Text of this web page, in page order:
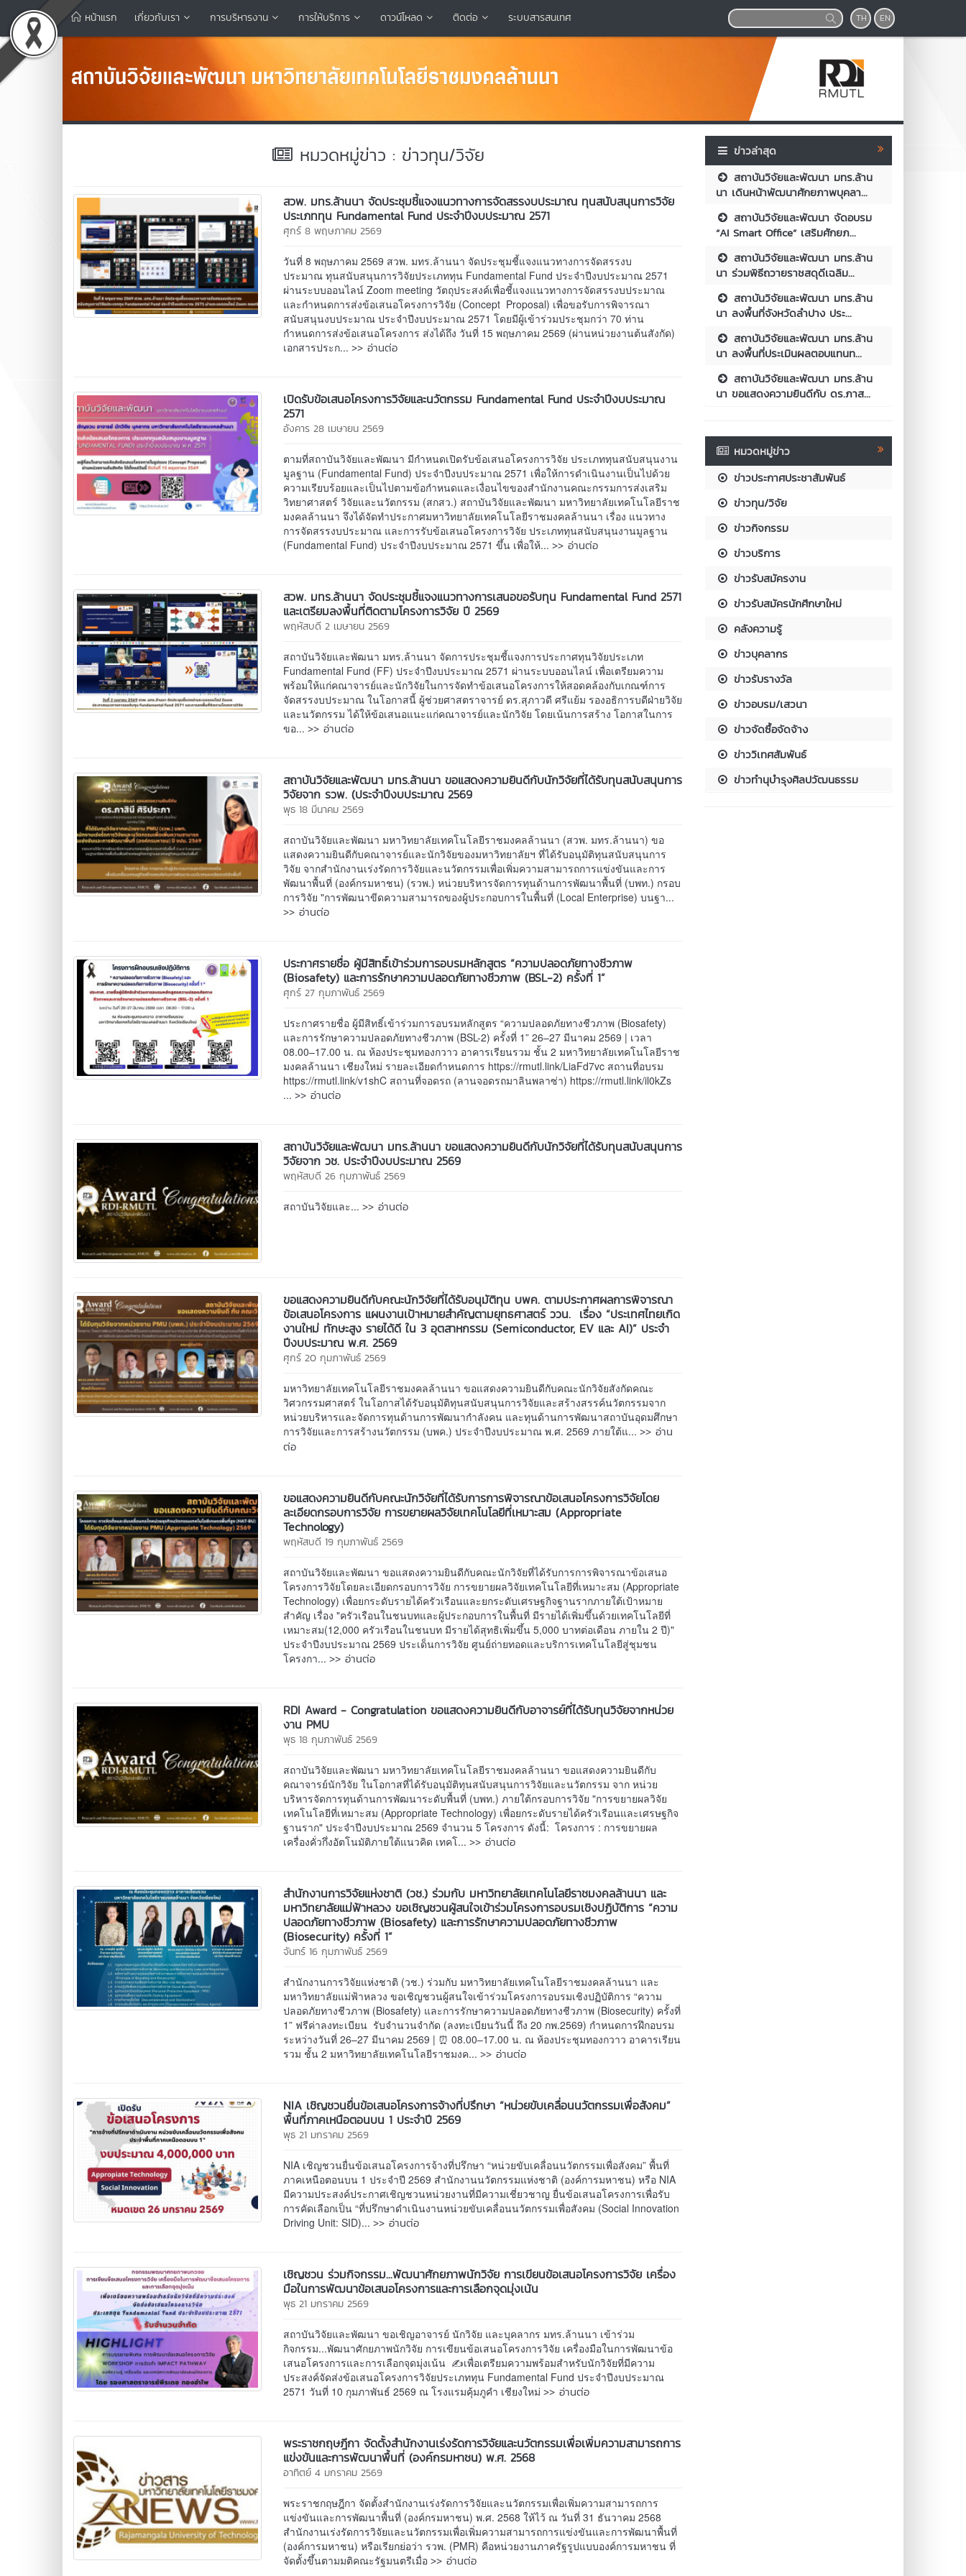
หน้าแรก เกี่ยวกับเรา การบริหารงาน การให้บริการ ดาวน์โหลด ติดต่อ ระบบสารสนเทศ TH EN
หมวดหมู่ข่าว : ข่าวทุน/วิจัย
สวพ. มทร.ล้านนา จัดประชุมชี้แจงแนวทางการจัดสรรงบประมาณ ทุนสนับสนุนการวิจัย
ประเภททุน Fundamental Fund ประจำปีงบประมาณ 2571
ศุกร์ 8 พฤษภาคม 2569
วันที่ 8 พฤษภาคม 2569 สวพ. มทร.ล้านนา จัดประชุมชี้แจงแนวทางการจัดสรรงบ
ประมาณ ทุนสนับสนุนการวิจัยประเภททุน Fundamental Fund ประจำปีงบประมาณ 2571
ผ่านระบบออนไลน์ Zoom meeting วัตถุประสงค์เพื่อชี้แจงแนวทางการจัดสรรงบประมาณ
และกำหนดการส่งข้อเสนอโครงการวิจัย (Concept Proposal) เพื่อขอรับการพิจารณา
สนับสนุนงบประมาณ ประจำปีงบประมาณ 2571 โดยมีผู้เข้าร่วมประชุมกว่า 70 ท่าน
กำหนดการส่งข้อเสนอโครงการ ส่งได้ถึง วันที่ 15 พฤษภาคม 2569 (ผ่านหน่วยงานต้นสังกัด)
เอกสารประก...>> อ่านต่อ
เปิดรับข้อเสนอโครงการวิจัยและนวัตกรรม Fundamental Fund ประจำปีงบประมาณ
2571
อังคาร 28 เมษายน 2569
ตามที่สถาบันวิจัยและพัฒนา มีกำหนดเปิดรับข้อเสนอโครงการวิจัย ประเภททุนสนับสนุนงาน
มูลฐาน (Fundamental Fund) ประจำปีงบประมาณ 2571 เพื่อให้การดำเนินงานเป็นไปด้วย
ความเรียบร้อยและเป็นไปตามข้อกำหนดและเงื่อนไขของสำนักงานคณะกรรมการส่งเสริม
วิทยาศาสตร์ วิจัยและนวัตกรรม (สกสว.) สถาบันวิจัยและพัฒนา มหาวิทยาลัยเทคโนโลยีราช
มงคลล้านนา จึงได้จัดทำประกาศมหาวิทยาลัยเทคโนโลยีราชมงคลล้านนา เรื่อง แนวทาง
การจัดสรรงบประมาณ และการรับข้อเสนอโครงการวิจัย ประเภททุนสนับสนุนงานมูลฐาน
(Fundamental Fund) ประจำปีงบประมาณ 2571 ขึ้น เพื่อให้...>> อ่านต่อ
สวพ. มทร.ล้านนา จัดประชุมชี้แจงแนวทางการเสนอขอรับทุน Fundamental Fund 2571
และเตรียมลงพื้นที่ติดตามโครงการวิจัย ปี 2569
พฤหัสบดี 2 เมษายน 2569
สถาบันวิจัยและพัฒนา มทร.ล้านนา จัดการประชุมชี้แจงการประกาศทุนวิจัยประเภท
Fundamental Fund (FF) ประจำปีงบประมาณ 2571 ผ่านระบบออนไลน์ เพื่อเตรียมความ
พร้อมให้แก่คณาจารย์และนักวิจัยในการจัดทำข้อเสนอโครงการให้สอดคล้องกับเกณฑ์การ
จัดสรรงบประมาณ ในโอกาสนี้ ผู้ช่วยศาสตราจารย์ ดร.สุภาวดี ศรีแย้ม รองอธิการบดีฝ่ายวิจัย
และนวัตกรรม ได้ให้ข้อเสนอแนะแก่คณาจารย์และนักวิจัย โดยเน้นการสร้าง โอกาสในการ
ขอ...>> อ่านต่อ
สถาบันวิจัยและพัฒนา มทร.ล้านนา ขอแสดงความยินดีกับนักวิจัยที่ได้รับทุนสนับสนุนการ
วิจัยจาก รวพ. (ประจำปีงบประมาณ 2569
พุธ 18 มีนาคม 2569
สถาบันวิจัยและพัฒนา มหาวิทยาลัยเทคโนโลยีราชมงคลล้านนา (สวพ. มทร.ล้านนา) ขอ
แสดงความยินดีกับคณาจารย์และนักวิจัยของมหาวิทยาลัยฯ ที่ได้รับอนุมัติทุนสนับสนุนการ
วิจัย จากสำนักงานเร่งรัดการวิจัยและนวัตกรรมเพื่อเพิ่มความสามารถการแข่งขันและการ
พัฒนาพื้นที่ (องค์กรมหาชน) (รวพ.) หน่วยบริหารจัดการทุนด้านการพัฒนาพื้นที่ (บพท.) กรอบ
การวิจัย "การพัฒนาขีดความสามารถของผู้ประกอบการในพื้นที่ (Local Enterprise) บนฐา...
>> อ่านต่อ
ประกาศรายชื่อ ผู้มีสิทธิ์เข้าร่วมการอบรมหลักสูตร “ความปลอดภัยทางชีวภาพ
(Biosafety) และการรักษาความปลอดภัยทางชีวภาพ (BSL-2) ครั้งที่ 1”
ศุกร์ 27 กุมภาพันธ์ 2569
ประกาศรายชื่อ ผู้มีสิทธิ์เข้าร่วมการอบรมหลักสูตร “ความปลอดภัยทางชีวภาพ (Biosafety)
และการรักษาความปลอดภัยทางชีวภาพ (BSL-2) ครั้งที่ 1” 26–27 มีนาคม 2569 | เวลา
08.00–17.00 น. ณ ห้องประชุมทองกวาว อาคารเรียนรวม ชั้น 2 มหาวิทยาลัยเทคโนโลยีราช
มงคลล้านนา เชียงใหม่ รายละเอียดกำหนดการ https://rmutl.link/LiaFd7vc สถานที่อบรม
https://rmutl.link/v1shC สถานที่จอดรถ (ลานจอดรถมาลินพลาซ่า) https://rmutl.link/il0kZs
...>> อ่านต่อ
สถาบันวิจัยและพัฒนา มทร.ล้านนา ขอแสดงความยินดีกับนักวิจัยที่ได้รับทุนสนับสนุนการ
วิจัยจาก วช. ประจำปีงบประมาณ 2569
พฤหัสบดี 26 กุมภาพันธ์ 2569
สถาบันวิจัยและ...>> อ่านต่อ
ขอแสดงความยินดีกับคณะนักวิจัยที่ได้รับอนุมัติทุน บพค. ตามประกาศผลการพิจารณา
ข้อเสนอโครงการ แผนงานเป้าหมายสำคัญตามยุทธศาสตร์ ววน. เรื่อง “ประเทศไทยเกิด
งานใหม่ ทักษะสูง รายได้ดี ใน 3 อุตสาหกรรม (Semiconductor, EV และ AI)” ประจำ
ปีงบประมาณ พ.ศ. 2569
ศุกร์ 20 กุมภาพันธ์ 2569
มหาวิทยาลัยเทคโนโลยีราชมงคลล้านนา ขอแสดงความยินดีกับคณะนักวิจัยสังกัดคณะ
วิศวกรรมศาสตร์ ในโอกาสได้รับอนุมัติทุนสนับสนุนการวิจัยและสร้างสรรค์นวัตกรรมจาก
หน่วยบริหารและจัดการทุนด้านการพัฒนากำลังคน และทุนด้านการพัฒนาสถาบันอุดมศึกษา
การวิจัยและการสร้างนวัตกรรม (บพค.) ประจำปีงบประมาณ พ.ศ. 2569 ภายใต้แ...>> อ่าน
ต่อ
ขอแสดงความยินดีกับคณะนักวิจัยที่ได้รับการการพิจารณาข้อเสนอโครงการวิจัยโดย
ละเอียดกรอบการวิจัย การขยายผลวิจัยเทคโนโลยีที่เหมาะสม (Appropriate
Technology)
พฤหัสบดี 19 กุมภาพันธ์ 2569
สถาบันวิจัยและพัฒนา ขอแสดงความยินดีกับคณะนักวิจัยที่ได้รับการการพิจารณาข้อเสนอ
โครงการวิจัยโดยละเอียดกรอบการวิจัย การขยายผลวิจัยเทคโนโลยีที่เหมาะสม (Appropriate
Technology) เพื่อยกระดับรายได้ครัวเรือนและยกระดับเศรษฐกิจฐานรากภายใต้เป้าหมาย
สำคัญ เรื่อง "ครัวเรือนในชนบทและผู้ประกอบการในพื้นที่ มีรายได้เพิ่มขึ้นด้วยเทคโนโลยีที่
เหมาะสม(12,000 ครัวเรือนในชนบท มีรายได้สุทธิเพิ่มขึ้น 5,000 บาทต่อเดือน ภายใน 2 ปี)"
ประจำปีงบประมาณ 2569 ประเด็นการวิจัย ศูนย์ถ่ายทอดและบริการเทคโนโลยีสู่ชุมชน
โครงกา...>> อ่านต่อ
RDI Award - Congratulation ขอแสดงความยินดีกับอาจารย์ที่ได้รับทุนวิจัยจากหน่วย
งาน PMU
พุธ 18 กุมภาพันธ์ 2569
สถาบันวิจัยและพัฒนา มหาวิทยาลัยเทคโนโลยีราชมงคลล้านนา ขอแสดงความยินดีกับ
คณาจารย์นักวิจัย ในโอกาสที่ได้รับอนุมัติทุนสนับสนุนการวิจัยและนวัตกรรม จาก หน่วย
บริหารจัดการทุนด้านการพัฒนาระดับพื้นที่ (บพท.) ภายใต้กรอบการวิจัย "การขยายผลวิจัย
เทคโนโลยีที่เหมาะสม (Appropriate Technology) เพื่อยกระดับรายได้ครัวเรือนและเศรษฐกิจ
ฐานราก" ประจำปีงบประมาณ 2569 จำนวน 5 โครงการ ดังนี้: โครงการ : การขยายผล
เครื่องคั่วกึ่งอัตโนมัติภายใต้แนวคิด เทคโ...>> อ่านต่อ
สำนักงานการวิจัยแห่งชาติ (วช.) ร่วมกับ มหาวิทยาลัยเทคโนโลยีราชมงคลล้านนา และ
มหาวิทยาลัยแม่ฟ้าหลวง ขอเชิญชวนผู้สนใจเข้าร่วมโครงการอบรมเชิงปฏิบัติการ “ความ
ปลอดภัยทางชีวภาพ (Biosafety) และการรักษาความปลอดภัยทางชีวภาพ
(Biosecurity) ครั้งที่ 1”
จันทร์ 16 กุมภาพันธ์ 2569
สำนักงานการวิจัยแห่งชาติ (วช.) ร่วมกับ มหาวิทยาลัยเทคโนโลยีราชมงคลล้านนา และ
มหาวิทยาลัยแม่ฟ้าหลวง ขอเชิญชวนผู้สนใจเข้าร่วมโครงการอบรมเชิงปฏิบัติการ “ความ
ปลอดภัยทางชีวภาพ (Biosafety) และการรักษาความปลอดภัยทางชีวภาพ (Biosecurity) ครั้งที่
1” ฟรีค่าลงทะเบียน รับจำนวนจำกัด (ลงทะเบียนวันนี้ ถึง 20 กพ.2569) กำหนดการฝึกอบรม
ระหว่างวันที่ 26–27 มีนาคม 2569 | ⏰ 08.00–17.00 น. ณ ห้องประชุมทองกวาว อาคารเรียน
รวม ชั้น 2 มหาวิทยาลัยเทคโนโลยีราชมงค...>> อ่านต่อ
NIA เชิญชวนยื่นข้อเสนอโครงการจ้างที่ปรึกษา “หน่วยขับเคลื่อนนวัตกรรมเพื่อสังคม”
พื้นที่ภาคเหนือตอนบน 1 ประจำปี 2569
พุธ 21 มกราคม 2569
NIA เชิญชวนยื่นข้อเสนอโครงการจ้างที่ปรึกษา “หน่วยขับเคลื่อนนวัตกรรมเพื่อสังคม” พื้นที่
ภาคเหนือตอนบน 1 ประจำปี 2569 สำนักงานนวัตกรรมแห่งชาติ (องค์การมหาชน) หรือ NIA
มีความประสงค์ประกาศเชิญชวนหน่วยงานที่มีความเชี่ยวชาญ ยื่นข้อเสนอโครงการเพื่อรับ
การคัดเลือกเป็น “ที่ปรึกษาดำเนินงานหน่วยขับเคลื่อนนวัตกรรมเพื่อสังคม (Social Innovation
Driving Unit: SID)...>> อ่านต่อ
เชิญชวน ร่วมกิจกรรม...พัฒนาศักยภาพนักวิจัย การเขียนข้อเสนอโครงการวิจัย เครื่อง
มือในการพัฒนาข้อเสนอโครงการและการเลือกจุดมุ่งเน้น
พุธ 21 มกราคม 2569
สถาบันวิจัยและพัฒนา ขอเชิญอาจารย์ นักวิจัย และบุคลากร มทร.ล้านนา เข้าร่วม
กิจกรรม...พัฒนาศักยภาพนักวิจัย การเขียนข้อเสนอโครงการวิจัย เครื่องมือในการพัฒนาข้อ
เสนอโครงการและการเลือกจุดมุ่งเน้น ✍เพื่อเตรียมความพร้อมสำหรับนักวิจัยที่มีความ
ประสงค์จัดส่งข้อเสนอโครงการวิจัยประเภททุน Fundamental Fund ประจำปีงบประมาณ
2571 วันที่ 10 กุมภาพันธ์ 2569 ณ โรงแรมคุ้มภูคำ เชียงใหม่>> อ่านต่อ
พระราชกฤษฎีกา จัดตั้งสำนักงานเร่งรัดการวิจัยและนวัตกรรมเพื่อเพิ่มความสามารถการ
แข่งขันและการพัฒนาพื้นที่ (องค์กรมหาชน) พ.ศ. 2568
อาทิตย์ 4 มกราคม 2569
พระราชกฤษฎีกา จัดตั้งสำนักงานเร่งรัดการวิจัยและนวัตกรรมเพื่อเพิ่มความสามารถการ
แข่งขันและการพัฒนาพื้นที่ (องค์กรมหาชน) พ.ศ. 2568 ให้ไว้ ณ วันที่ 31 ธันวาคม 2568
สำนักงานเร่งรัดการวิจัยและนวัตกรรมเพื่อเพิ่มความสามารถการแข่งขันและการพัฒนาพื้นที่
(องค์การมหาชน) หรือเรียกย่อว่า รวพ. (PMR) คือหน่วยงานภาครัฐรูปแบบองค์การมหาชน ที่
จัดตั้งขึ้นตามมติคณะรัฐมนตรีเมื่อ>> อ่านต่อ
ข่าวล่าสุด
สถาบันวิจัยและพัฒนา มทร.ล้าน
นา เดินหน้าพัฒนาศักยภาพบุคลา...
สถาบันวิจัยและพัฒนา จัดอบรม
“AI Smart Office” เสริมศักยภ...
สถาบันวิจัยและพัฒนา มทร.ล้าน
นา ร่วมพิธีถวายราชสดุดีเฉลิม...
สถาบันวิจัยและพัฒนา มทร.ล้าน
นา ลงพื้นที่จังหวัดลำปาง ประ...
สถาบันวิจัยและพัฒนา มทร.ล้าน
นา ลงพื้นที่ประเมินผลตอบแทนท...
สถาบันวิจัยและพัฒนา มทร.ล้าน
นา ขอแสดงความยินดีกับ ดร.ภาส...
หมวดหมู่ข่าว
ข่าวประกาศประชาสัมพันธ์
ข่าวทุน/วิจัย
ข่าวกิจกรรม
ข่าวบริการ
ข่าวรับสมัครงาน
ข่าวรับสมัครนักศึกษาใหม่
คลังความรู้
ข่าวบุคลากร
ข่าวรับรางวัล
ข่าวอบรม/เสวนา
ข่าวจัดซื้อจัดจ้าง
ข่าววิเทศสัมพันธ์
ข่าวทำนุบำรุงศิลปวัฒนธรรม